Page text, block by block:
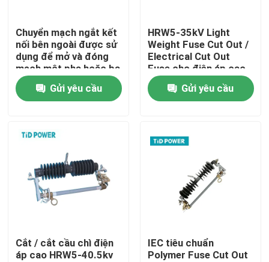
Về chúng tôi
Tham quan nhà máy
Kiểm soát chất lượng
Liên hệ với chúng tôi
Tin tức
Cách điện đường sắt
Chuyển mạch ngắt kết
nối bên ngoài được sử
dụng để mở và đóng
mạch một pha hoặc ba
pha
Gửi yêu cầu
HRW5-35kV Light
Weight Fuse Cut Out /
Electrical Cut Out
Fuse cho điện áp cao
Gửi yêu cầu
Cắt / cắt cầu chì điện
áp cao HRW5-40.5kv
IEC tiêu chuẩn
Polymer Fuse Cut Out